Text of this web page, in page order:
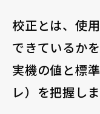
校正とは、使
できているか
実機の値と標
レ）を把握しま